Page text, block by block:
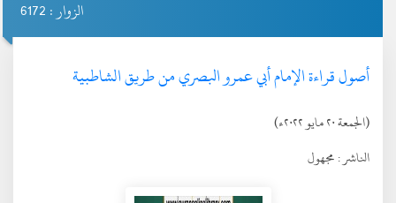
الزوار : 6172
أصول قراءة الإمام أبي عمرو البصري من طريق الشاطبية
(الجمعة ٢٠ مايو ٢٠٢٢ء)
الناشر :مجهول